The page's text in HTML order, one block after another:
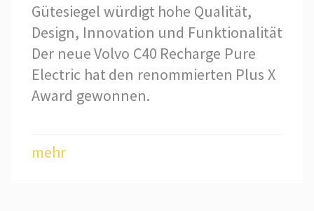
Gütesiegel würdigt hohe Qualität,
Design, Innovation und Funktionalität
Der neue Volvo C40 Recharge Pure
Electric hat den renommierten Plus X
Award gewonnen.
mehr